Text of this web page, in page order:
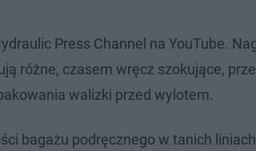
Press Channel na YouTube.
różne, czasem wręcz szokujące,
walizki przed wylotem.
bagażu podręcznego w tanich